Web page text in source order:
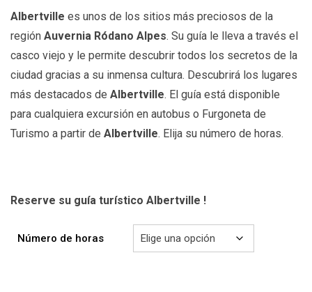
Albertville es unos de los sitios más preciosos de la
región Auvernia Ródano Alpes. Su guía le lleva a través el
casco viejo y le permite descubrir todos los secretos de la
ciudad gracias a su inmensa cultura. Descubrirá los lugares
más destacados de Albertville. El guía está disponible
para cualquiera excursión en autobus o Furgoneta de
Turismo a partir de Albertville. Elija su número de horas.
Reserve su guía turístico Albertville !
Número de horas